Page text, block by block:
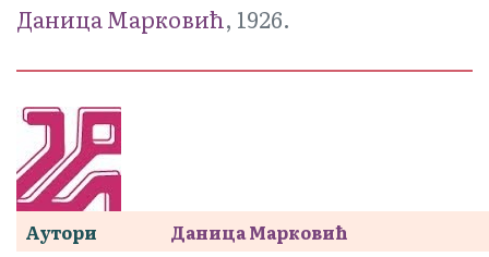
Даница Марковић, 1926.
Аутори
Даница Марковић